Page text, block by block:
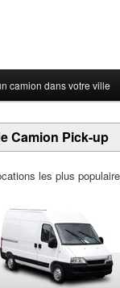
camion dans votre ville
Camion Pick-up
les plus